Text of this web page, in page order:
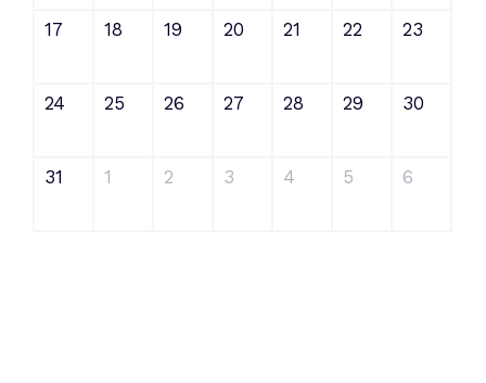
17 18 19 20 21 22 23
24 25 26 27 28 29 30
31 1 2 3 4 5 6